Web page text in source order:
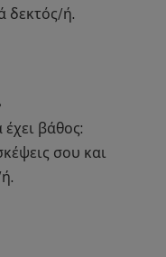
δεκτός/ή.
βάθος:
σου και